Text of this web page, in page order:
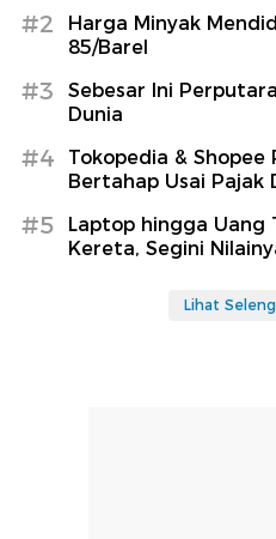
#2
Harga Minyak
85/Barel
#3
Sebesar Ini
Dunia
#4
Tokopedia &
Bertahap Usai Pajak
#5
Laptop hingga Uang
Kereta, Segini
Lihat